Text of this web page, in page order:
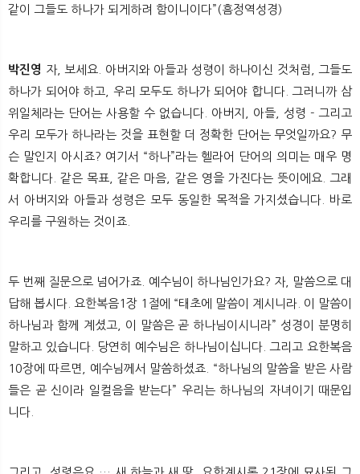
같이 그들도 하나가 되게하려 함이니이다”(흠정역성경)
박진영 자, 보세요. 아버지와 아들과 성령이 하나이신 것처럼, 그들도
하나가 되어야 하고, 우리 모두도 하나가 되어야 합니다. 그러니까 삼
위일체라는 단어는 사용할 수 없습니다. 아버지, 아들, 성령 - 그리고
우리 모두가 하나라는 것을 표현할 더 정확한 단어는 무엇일까요? 무
슨 말인지 아시죠? 여기서 “하나”라는 헬라어 단어의 의미는 매우 명
확합니다. 같은 목표, 같은 마음, 같은 영을 가진다는 뜻이에요. 그래
서 아버지와 아들과 성령은 모두 동일한 목적을 가지셨습니다. 바로
우리를 구원하는 것이죠.
두 번째 질문으로 넘어가죠. 예수님이 하나님인가요? 자, 말씀으로 대
답해 봅시다. 요한복음1장 1절에 “태초에 말씀이 계시니라. 이 말씀이
하나님과 함께 계셨고, 이 말씀은 곧 하나님이시니라” 성경이 분명히
말하고 있습니다. 당연히 예수님은 하나님이십니다. 그리고 요한복음
10장에 따르면, 예수님께서 말씀하셨죠. “하나님의 말씀을 받은 사람
들은 곧 신이라 일컬음을 받는다” 우리는 하나님의 자녀이기 때문입
니다.